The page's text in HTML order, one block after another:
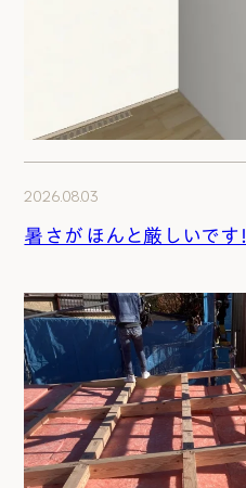
2026.08.03
暑さがほんと厳しいです！